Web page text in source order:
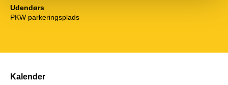
Udendørs
PKW parkeringsplads
Kalender